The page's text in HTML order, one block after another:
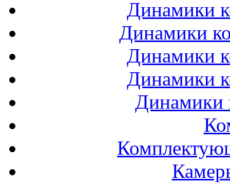
Динамики
Динамики
Динамики
Динамики
Динамики